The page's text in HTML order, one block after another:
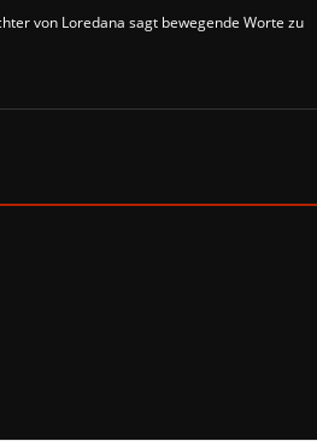
von Loredana sagt bewegende Worte zu